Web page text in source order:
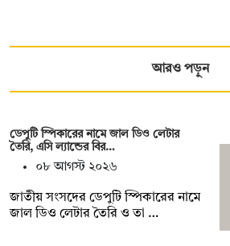
আরও পড়ুন
ডেপুটি স্পিকারের নামে জাল ডিও লেটার
তৈরি, এসি ল্যান্ডের বির…
০৮ আগস্ট ২০২৬
জাতীয় সংসদের ডেপুটি স্পিকারের নামে
জাল ডিও লেটার তৈরি ও তা …